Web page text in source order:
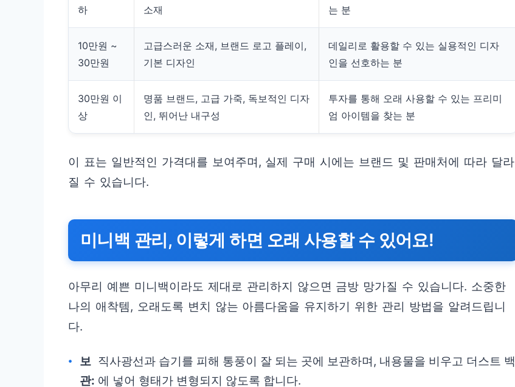
하
소재
는 분
10만원 ~
30만원
고급스러운 소재, 브랜드 로고 플레이,
기본 디자인
데일리로 활용할 수 있는 실용적인 디자
인을 선호하는 분
30만원 이
상
명품 브랜드, 고급 가죽, 독보적인 디자
인, 뛰어난 내구성
투자를 통해 오래 사용할 수 있는 프리미
엄 아이템을 찾는 분
이 표는 일반적인 가격대를 보여주며, 실제 구매 시에는 브랜드 및 판매처에 따라 달라
질 수 있습니다.
미니백 관리, 이렇게 하면 오래 사용할 수 있어요!
아무리 예쁜 미니백이라도 제대로 관리하지 않으면 금방 망가질 수 있습니다. 소중한
나의 애착템, 오래도록 변치 않는 아름다움을 유지하기 위한 관리 방법을 알려드립니
다.
보
관:
직사광선과 습기를 피해 통풍이 잘 되는 곳에 보관하며, 내용물을 비우고 더스트 백
에 넣어 형태가 변형되지 않도록 합니다.